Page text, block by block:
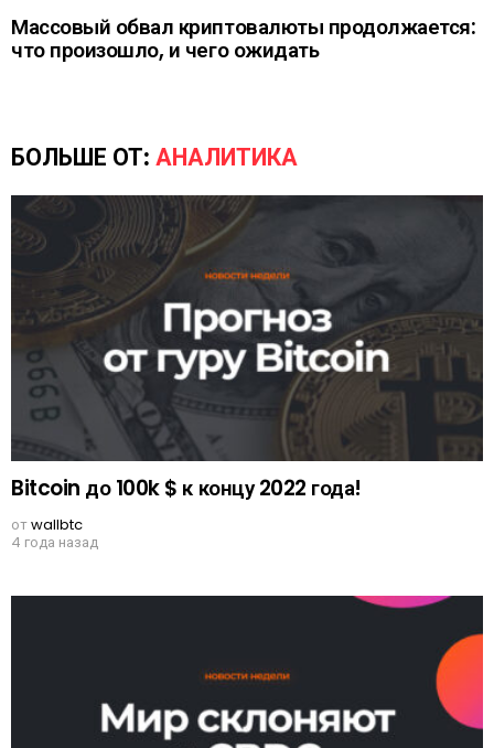
Массовый обвал криптовалюты продолжается:
что произошло, и чего ожидать
БОЛЬШЕ ОТ: АНАЛИТИКА
Bitcoin до 100k $ к концу 2022 года!
отwallbtc
4 года назад